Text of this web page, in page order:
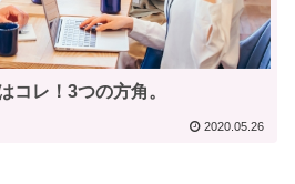
コレ！3つの方角。
2020.05.26